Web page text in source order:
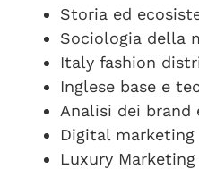
Storia ed
Sociologia della
Italy fashion
Inglese base e
Analisi dei brand
Digital
Luxury Marketing